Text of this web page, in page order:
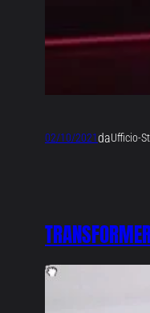
02/10/2021daUfficio-